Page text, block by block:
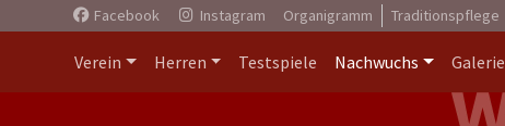
Facebook Instagram Organigramm Traditionspflege
Verein Herren Testspiele Nachwuchs Galerie